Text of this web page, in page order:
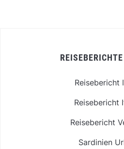
Reisebericht
Reisebericht
Reisebericht
Sardinien